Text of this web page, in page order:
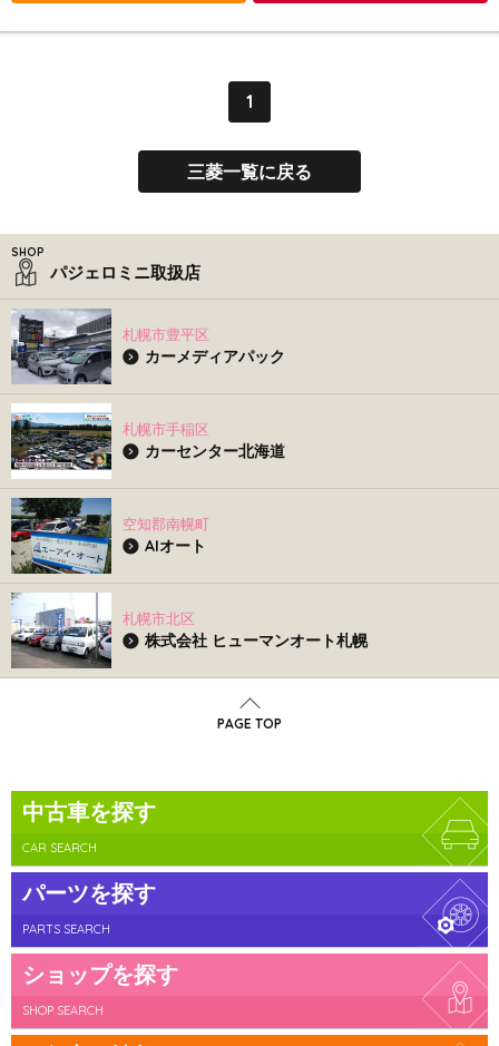
1
三菱一覧に戻る
パジェロミニ取扱店
札幌市豊平区
カーメディアパック
札幌市手稲区
カーセンター北海道
空知郡南幌町
AIオート
札幌市北区
株式会社 ヒューマンオート札幌
PAGE TOP
中古車を探す
CAR SEARCH
パーツを探す
PARTS SEARCH
ショップを探す
SHOP SEARCH